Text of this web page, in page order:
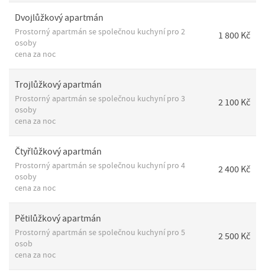
Dvojlůžkový apartmán
Prostorný apartmán se společnou kuchyní pro 2
osoby
cena za noc
1 800 Kč
Trojlůžkový apartmán
Prostorný apartmán se společnou kuchyní pro 3
osoby
cena za noc
2 100 Kč
Čtyřlůžkový apartmán
Prostorný apartmán se společnou kuchyní pro 4
osoby
cena za noc
2 400 Kč
Pětilůžkový apartmán
Prostorný apartmán se společnou kuchyní pro 5
osob
cena za noc
2 500 Kč